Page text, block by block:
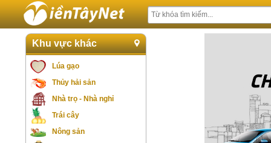
Khu vực khác
Lúa gạo
Thủy hải sản
Nhà trọ - Nhà nghỉ
Trái cây
Nông sản